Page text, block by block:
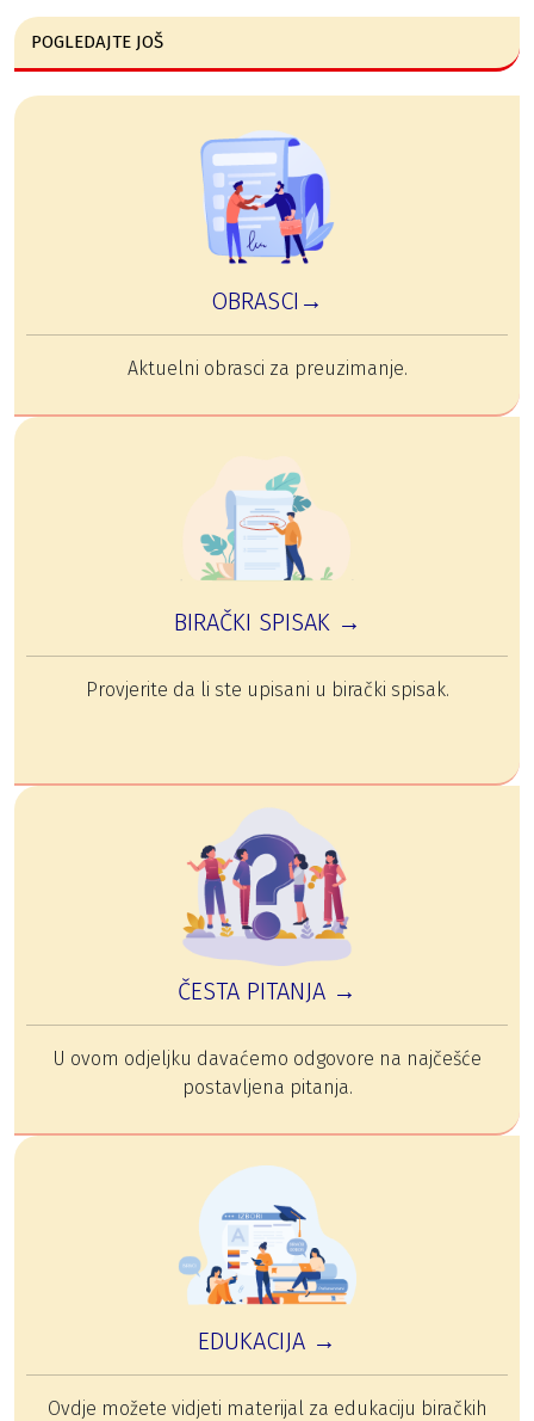
POGLEDAJTE JOŠ
OBRASCI→
Aktuelni obrasci za preuzimanje.
BIRAČKI SPISAK →
Provjerite da li ste upisani u birački spisak.
ČESTA PITANJA →
U ovom odjeljku davaćemo odgovore na najčešće
postavljena pitanja.
EDUKACIJA →
Ovdje možete vidjeti materijal za edukaciju biračkih